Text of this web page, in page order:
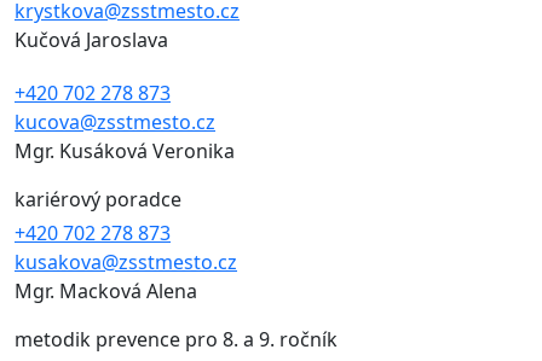
krystkova@zsstmesto.cz
Kučová Jaroslava
+420 702 278 873
kucova@zsstmesto.cz
Mgr. Kusáková Veronika
kariérový poradce
+420 702 278 873
kusakova@zsstmesto.cz
Mgr. Macková Alena
metodik prevence pro 8. a 9. ročník